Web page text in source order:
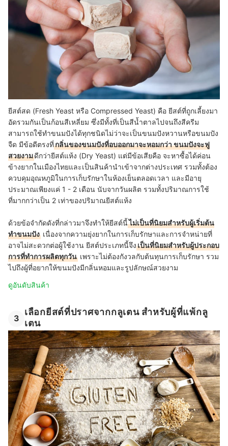
ยีสต์สด (Fresh Yeast หรือ Compressed Yeast) คือ ยีสต์ที่ถูกเลี้ยงมา
อัดรวมกันเป็นก้อนสีเหลี่ยม ซึ่งมีทั้งที่เป็นสีน้ำตาลไปจนถึงสีครีม
สามารถใช้ทำขนมปังได้ทุกชนิดไม่ว่าจะเป็นขนมปังหวานหรือขนมปัง
จืด มีข้อดีตรงที่กลิ่นของขนมปังที่อบออกมาจะหอมกว่า ขนมปังจะฟู
สวยงามดีกว่ายีสต์แห้ง (Dry Yeast) แต่มีข้อเสียคือ จะหาซื้อได้ค่อน
ข้างยากในเมืองไทยและเป็นสินค้านำเข้าจากต่างประเทศ รวมทั้งต้อง
ควบคุมอุณหภูมิในการเก็บรักษาในห้องเย็นตลอดเวลา และมีอายุ
ประมาณเพียงแค่ 1 - 2 เดือน นับจากวันผลิต รวมทั้งปริมาณการใช้
ที่มากกว่าเป็น 2 เท่าของปริมาณยีสต์แห้ง
ด้วยข้อจำกัดดังที่กล่าวมาจึงทำให้ยีสต์นี้ไม่เป็นที่นิยมสำหรับผู้เริ่มต้น
ทำขนมปัง เนื่องจากความยุ่งยากในการเก็บรักษาและการจำหน่ายที่
อาจไม่สะดวกต่อผู้ใช้งาน ยีสต์ประเภทนี้จึงเป็นที่นิยมสำหรับผู้ประกอบ
การที่ทำการผลิตทุกวัน เพราะไม่ต้องกังวลกับต้นทุนการเก็บรักษา รวม
ไปถึงผู้ที่อยากให้ขนมปังมีกลิ่นหอมและรูปลักษณ์สวยงาม
ดูอันดับสินค้า
3
เลือกยีสต์ที่ปราศจากกลูเตน สำหรับผู้ที่แพ้กลู
เตน